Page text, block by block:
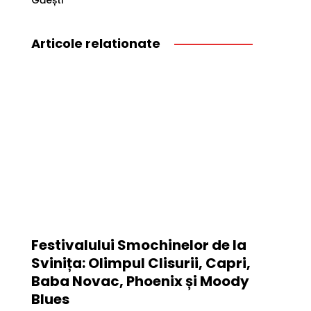
Articole relationate
Festivalului Smochinelor de la
Svinița: Olimpul Clisurii, Capri,
Baba Novac, Phoenix și Moody
Blues